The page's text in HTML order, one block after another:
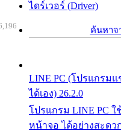
ไดร์เวอร์ (Driver)
ค้นหาจ
LINE PC (โปรแกรม
ได้เอง) 26.2.0
โปรแกรม LINE PC
หน้าจอ ได้อย่างสะดว